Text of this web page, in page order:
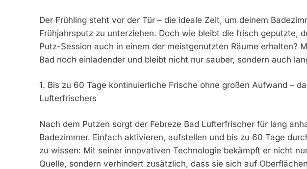
Der Frühling steht vor der Tür – die ideale Zeit, um deinem
Frühjahrsputz zu unterziehen. Doch wie bleibt die frisch geputzte,
Putz-Session auch in einem der meistgenutzten Räume erhalten?
Bad noch einladender und bleibt nicht nur sauber, sondern auch
1. Bis zu 60 Tage kontinuierliche Frische ohne großen Aufwand –
Lufterfrischers
Nach dem Putzen sorgt der Febreze Bad Lufterfrischer für lang
Badezimmer. Einfach aktivieren, aufstellen und bis zu 60 Tage
zu wissen: Mit seiner innovativen Technologie bekämpft er nicht
Quelle, sondern verhindert zusätzlich, dass sie sich auf